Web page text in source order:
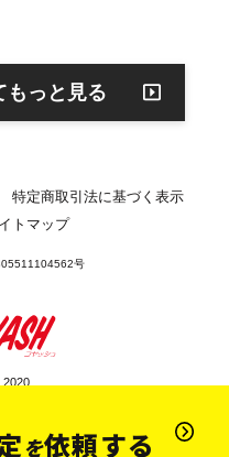
もっと見る
特定商取引法に基づく表示
トマップ
号
2020
を依頼する